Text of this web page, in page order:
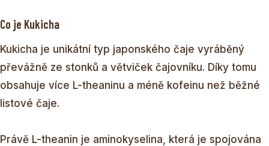
Co je Kukicha
Kukicha je unikátní typ japonského čaje vyráběný
převážně ze stonků a větviček čajovníku. Díky tomu
obsahuje více L-theaninu a méně kofeinu než běžné
listové čaje.
Právě L-theanin je aminokyselina, která je spojována